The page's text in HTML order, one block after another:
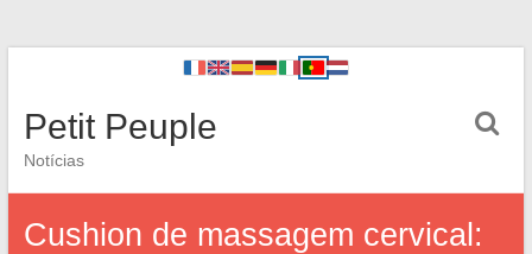
Petit Peuple
Notícias
Cushion de massagem cervical: